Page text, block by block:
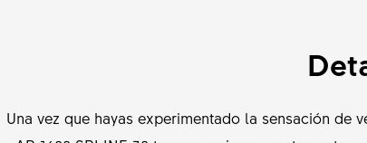
Una vez que hayas experimentado la sensación